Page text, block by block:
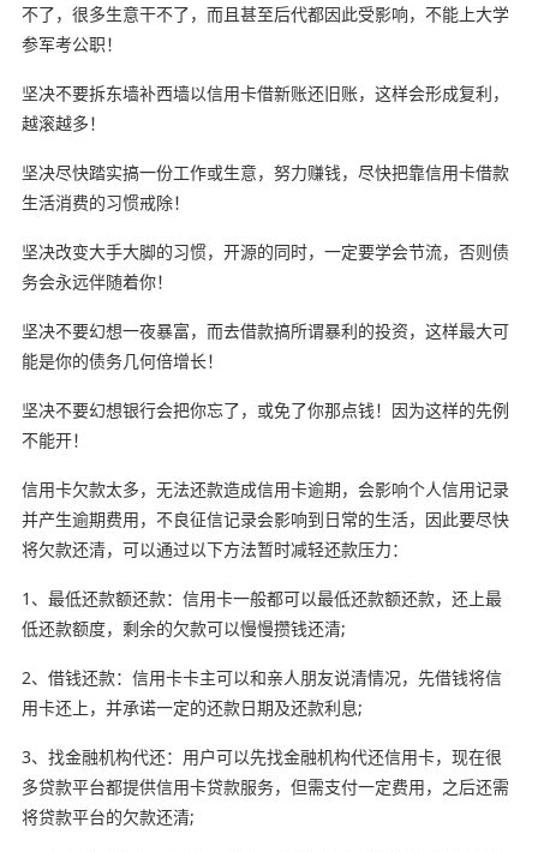
不了，很多生意干不了，而且甚至后代都因此受影响，不能上大学
参军考公职！
坚决不要拆东墙补西墙以信用卡借新账还旧账，这样会形成复利，
越滚越多！
坚决尽快踏实搞一份工作或生意，努力赚钱，尽快把靠信用卡借款
生活消费的习惯戒除！
坚决改变大手大脚的习惯，开源的同时，一定要学会节流，否则债
务会永远伴随着你！
坚决不要幻想一夜暴富，而去借款搞所谓暴利的投资，这样最大可
能是你的债务几何倍增长！
坚决不要幻想银行会把你忘了，或免了你那点钱！因为这样的先例
不能开！
信用卡欠款太多，无法还款造成信用卡逾期，会影响个人信用记录
并产生逾期费用，不良征信记录会影响到日常的生活，因此要尽快
将欠款还清，可以通过以下方法暂时减轻还款压力：
1、最低还款额还款：信用卡一般都可以最低还款额还款，还上最
低还款额度，剩余的欠款可以慢慢攒钱还清;
2、借钱还款：信用卡卡主可以和亲人朋友说清情况，先借钱将信
用卡还上，并承诺一定的还款日期及还款利息;
3、找金融机构代还：用户可以先找金融机构代还信用卡，现在很
多贷款平台都提供信用卡贷款服务，但需支付一定费用，之后还需
将贷款平台的欠款还清;